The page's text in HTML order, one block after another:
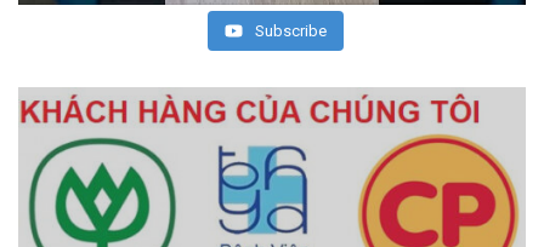
Subscribe